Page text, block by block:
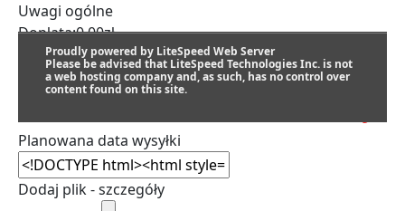
Uwagi ogólne
Dopłata:0.00zł
Proudly powered by LiteSpeed Web Server
Please be advised that LiteSpeed Technologies Inc. is not
a web hosting company and, as such, has no control over
content found on this site.
Planowana data wysyłki
Dodaj plik - szczegóły